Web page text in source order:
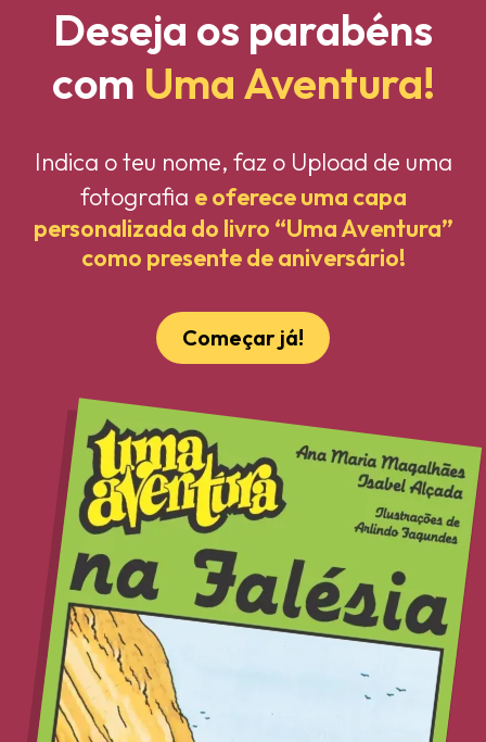
Deseja os parabéns
com Uma Aventura!
Indica o teu nome, faz o Upload de uma
fotografia e oferece uma capa
personalizada do livro “Uma Aventura”
como presente de aniversário!
Começar já!